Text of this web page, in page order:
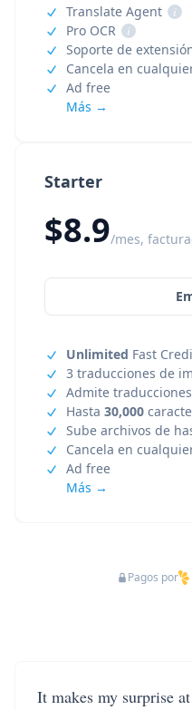
Starter
$8.9/mes,
Unlimited Fast
3 traducciones de
Admite
Hasta 30,000
Sube archivos de
Cancela en
Ad free
Más →
Translate Agent
i
Pro OCR
i
Soporte de
Cancela en
Ad free
Más →
Pagos por
It makes my surprise